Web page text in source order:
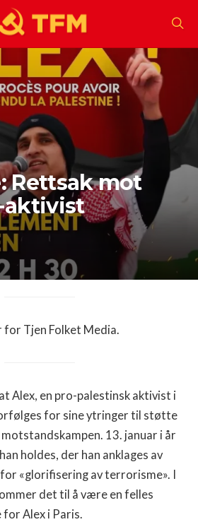
Rettsak mot
aktivist
Tjen Folket Media.
Alex, en pro-palestinsk aktivist i
for sine ytringer til støtte
13. januar i år
holdes, der han anklages av
«glorifisering av terrorisme». I
det til å være en felles
Alex i Paris.